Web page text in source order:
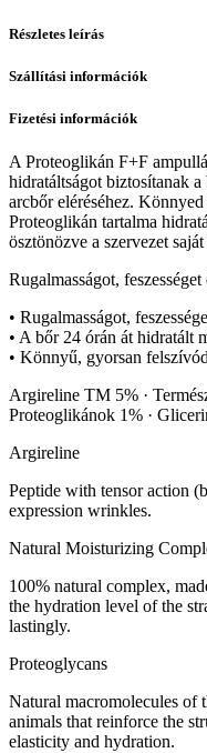
Részletes leírás
Szállítási információk
Fizetési információk
A Proteoglikán F+F
hidratáltságot biztosítanak
arcbőr eléréséhez.
Proteoglikán tartalma
ösztönözve a szervezet
Rugalmasságot,
• Rugalmasságot,
• A bőr 24 órán át hidratált
• Könnyű, gyorsan
Argireline TM 5% ·
Proteoglikánok 1% ·
Argireline
Peptide with tensor action
expression wrinkles.
Natural Moisturizing
100% natural complex,
the hydration level of the
lastingly.
Proteoglycans
Natural macromolecules of
animals that reinforce the
elasticity and hydration.